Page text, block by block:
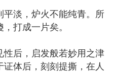
淡，炉火不能纯青。所
打成一片矣。
后，启发般若妙用之津
体后，刻刻提撕，在人